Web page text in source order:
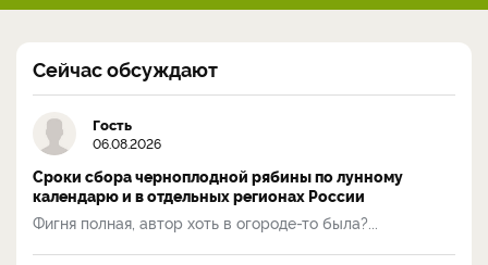
Сейчас обсуждают
Гость
06.08.2026
Сроки сбора черноплодной рябины по лунному
календарю и в отдельных регионах России
Фигня полная, автор хоть в огороде-то была?...